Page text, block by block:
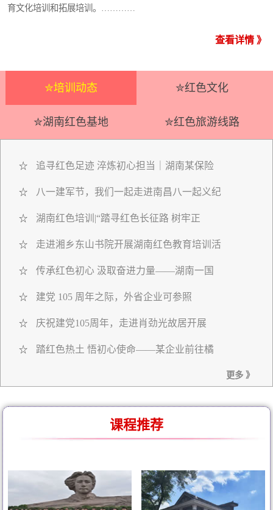
育文化培训和拓展培训。…………
查看详情 》
✮培训动态 ✮红色文化
✮湖南红色基地 ✮红色旅游线路
☆ 追寻红色足迹 淬炼初心担当｜湖南某保险
☆ 八一建军节，我们一起走进南昌八一起义纪
☆ 湖南红色培训|“踏寻红色长征路 树牢正
☆ 走进湘乡东山书院开展湖南红色教育培训活
☆ 传承红色初心 汲取奋进力量——湖南一国
☆ 建党 105 周年之际，外省企业可参照
☆ 庆祝建党105周年，走进肖劲光故居开展
☆ 踏红色热土 悟初心使命——某企业前往橘
更多 》
课程推荐